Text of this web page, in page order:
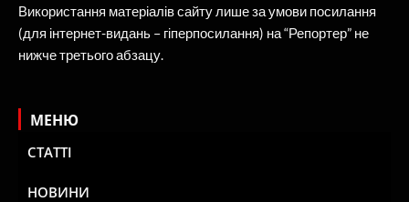
Використання матеріалів сайту лише за умови посилання
(для інтернет-видань – гіперпосилання) на “Репортер” не
нижче третього абзацу.
МЕНЮ
СТАТТІ
НОВИНИ